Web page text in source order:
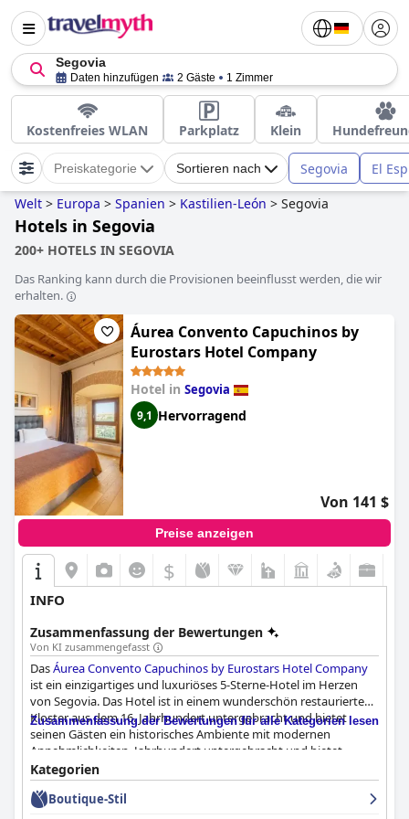
Segovia
Daten hinzufügen 2 Gäste 1 Zimmer
Kostenfreies WLAN Parkplatz Klein
Preiskategorie Sortieren nach Segovia El
Welt > Europa > Spanien > Kastilien-León > Segovia
Hotels in Segovia
200+ HOTELS IN SEGOVIA
Das Ranking kann durch die Provisionen beeinflusst werden, die wir
erhalten.
Áurea Convento Capuchinos by
Eurostars Hotel Company
Hotel in Segovia
9,1 Hervorragend
Von 141 $
Preise anzeigen
$
INFO
Zusammenfassung der Bewertungen
Von KI zusammengefasst
DasÁurea Convento Capuchinos by Eurostars Hotel Company
ist ein einzigartiges und luxuriöses 5-Sterne-Hotel im Herzen
von Segovia. Das Hotel ist in einem wunderschön restaurierten
Kloster aus dem 16. Jahrhundert untergebracht und bietet
seinen Gästen ein historisches Ambiente mit modernen
Annehmlichkeiten. Jahrhundert untergebracht und bietet
seinen Gästen ein historisches Ambiente mit modernen
Annehmlichkeiten. Die Lage des Hotels ist ausgezeichnet, da alle
wichtigen Sehenswürdigkeiten der Stadt leicht zu erreichen
Zusammenfassung der Bewertungen für alle Kategorien lesen
Kategorien
Boutique-Stil